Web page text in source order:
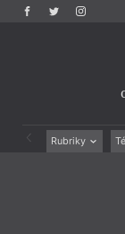
Rubriky